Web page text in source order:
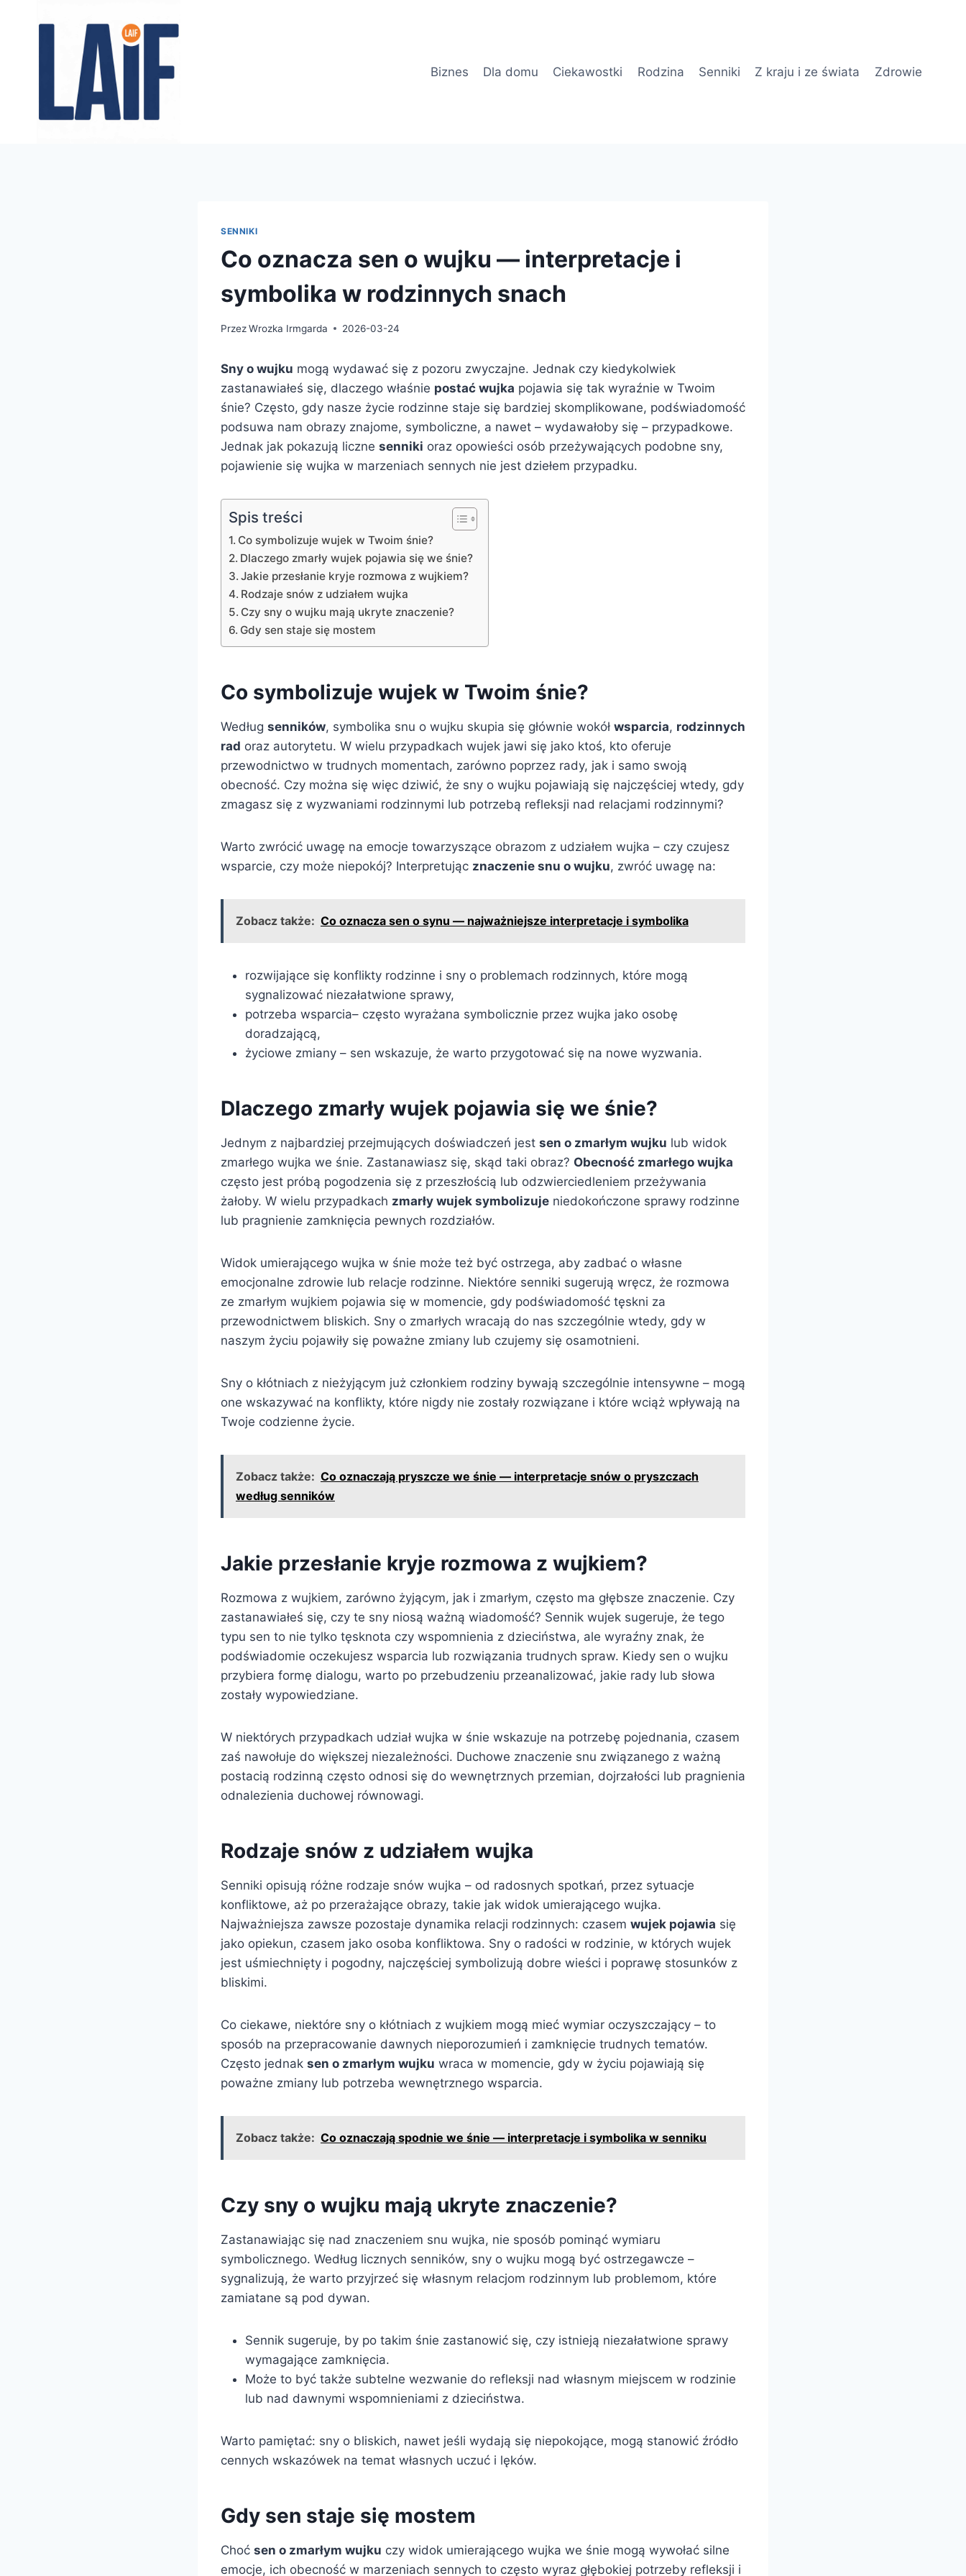
Biznes
Dla domu Ciekawostki Rodzina Senniki Z kraju i ze świata Zdrowie
SENNIKI
Co oznacza sen o wujku — interpretacje i
symbolika w rodzinnych snach
PrzezWrozka Irmgarda 2026-03-24
Sny o wujku mogą wydawać się z pozoru zwyczajne. Jednak czy kiedykolwiek
zastanawiałeś się, dlaczego właśnie postać wujka pojawia się tak wyraźnie w Twoim
śnie? Często, gdy nasze życie rodzinne staje się bardziej skomplikowane, podświadomość
podsuwa nam obrazy znajome, symboliczne, a nawet – wydawałoby się – przypadkowe.
Jednak jak pokazują liczne senniki oraz opowieści osób przeżywających podobne sny,
pojawienie się wujka w marzeniach sennych nie jest dziełem przypadku.
Spis treści
Co symbolizuje wujek w Twoim śnie?
Dlaczego zmarły wujek pojawia się we śnie?
Jakie przesłanie kryje rozmowa z wujkiem?
Rodzaje snów z udziałem wujka
Czy sny o wujku mają ukryte znaczenie?
Gdy sen staje się mostem
Co symbolizuje wujek w Twoim śnie?
Według senników, symbolika snu o wujku skupia się głównie wokół wsparcia, rodzinnych
rad oraz autorytetu. W wielu przypadkach wujek jawi się jako ktoś, kto oferuje
przewodnictwo w trudnych momentach, zarówno poprzez rady, jak i samo swoją
obecność. Czy można się więc dziwić, że sny o wujku pojawiają się najczęściej wtedy, gdy
zmagasz się z wyzwaniami rodzinnymi lub potrzebą refleksji nad relacjami rodzinnymi?
Warto zwrócić uwagę na emocje towarzyszące obrazom z udziałem wujka – czy czujesz
wsparcie, czy może niepokój? Interpretując znaczenie snu o wujku, zwróć uwagę na:
Zobacz także: Co oznacza sen o synu — najważniejsze interpretacje i symbolika
rozwijające się konflikty rodzinne i sny o problemach rodzinnych, które mogą
sygnalizować niezałatwione sprawy,
potrzeba wsparcia– często wyrażana symbolicznie przez wujka jako osobę
doradzającą,
życiowe zmiany – sen wskazuje, że warto przygotować się na nowe wyzwania.
Dlaczego zmarły wujek pojawia się we śnie?
Jednym z najbardziej przejmujących doświadczeń jest sen o zmarłym wujku lub widok
zmarłego wujka we śnie. Zastanawiasz się, skąd taki obraz? Obecność zmarłego wujka
często jest próbą pogodzenia się z przeszłością lub odzwierciedleniem przeżywania
żałoby. W wielu przypadkach zmarły wujek symbolizuje niedokończone sprawy rodzinne
lub pragnienie zamknięcia pewnych rozdziałów.
Widok umierającego wujka w śnie może też być ostrzega, aby zadbać o własne
emocjonalne zdrowie lub relacje rodzinne. Niektóre senniki sugerują wręcz, że rozmowa
ze zmarłym wujkiem pojawia się w momencie, gdy podświadomość tęskni za
przewodnictwem bliskich. Sny o zmarłych wracają do nas szczególnie wtedy, gdy w
naszym życiu pojawiły się poważne zmiany lub czujemy się osamotnieni.
Sny o kłótniach z nieżyjącym już członkiem rodziny bywają szczególnie intensywne – mogą
one wskazywać na konflikty, które nigdy nie zostały rozwiązane i które wciąż wpływają na
Twoje codzienne życie.
Zobacz także: Co oznaczają pryszcze we śnie — interpretacje snów o pryszczach
według senników
Jakie przesłanie kryje rozmowa z wujkiem?
Rozmowa z wujkiem, zarówno żyjącym, jak i zmarłym, często ma głębsze znaczenie. Czy
zastanawiałeś się, czy te sny niosą ważną wiadomość? Sennik wujek sugeruje, że tego
typu sen to nie tylko tęsknota czy wspomnienia z dzieciństwa, ale wyraźny znak, że
podświadomie oczekujesz wsparcia lub rozwiązania trudnych spraw. Kiedy sen o wujku
przybiera formę dialogu, warto po przebudzeniu przeanalizować, jakie rady lub słowa
zostały wypowiedziane.
W niektórych przypadkach udział wujka w śnie wskazuje na potrzebę pojednania, czasem
zaś nawołuje do większej niezależności. Duchowe znaczenie snu związanego z ważną
postacią rodzinną często odnosi się do wewnętrznych przemian, dojrzałości lub pragnienia
odnalezienia duchowej równowagi.
Rodzaje snów z udziałem wujka
Senniki opisują różne rodzaje snów wujka – od radosnych spotkań, przez sytuacje
konfliktowe, aż po przerażające obrazy, takie jak widok umierającego wujka.
Najważniejsza zawsze pozostaje dynamika relacji rodzinnych: czasem wujek pojawia się
jako opiekun, czasem jako osoba konfliktowa. Sny o radości w rodzinie, w których wujek
jest uśmiechnięty i pogodny, najczęściej symbolizują dobre wieści i poprawę stosunków z
bliskimi.
Co ciekawe, niektóre sny o kłótniach z wujkiem mogą mieć wymiar oczyszczający – to
sposób na przepracowanie dawnych nieporozumień i zamknięcie trudnych tematów.
Często jednak sen o zmarłym wujku wraca w momencie, gdy w życiu pojawiają się
poważne zmiany lub potrzeba wewnętrznego wsparcia.
Zobacz także: Co oznaczają spodnie we śnie — interpretacje i symbolika w senniku
Czy sny o wujku mają ukryte znaczenie?
Zastanawiając się nad znaczeniem snu wujka, nie sposób pominąć wymiaru
symbolicznego. Według licznych senników, sny o wujku mogą być ostrzegawcze –
sygnalizują, że warto przyjrzeć się własnym relacjom rodzinnym lub problemom, które
zamiatane są pod dywan.
Sennik sugeruje, by po takim śnie zastanowić się, czy istnieją niezałatwione sprawy
wymagające zamknięcia.
Może to być także subtelne wezwanie do refleksji nad własnym miejscem w rodzinie
lub nad dawnymi wspomnieniami z dzieciństwa.
Warto pamiętać: sny o bliskich, nawet jeśli wydają się niepokojące, mogą stanowić źródło
cennych wskazówek na temat własnych uczuć i lęków.
Gdy sen staje się mostem
Choć sen o zmarłym wujku czy widok umierającego wujka we śnie mogą wywołać silne
emocje, ich obecność w marzeniach sennych to często wyraz głębokiej potrzeby refleksji i